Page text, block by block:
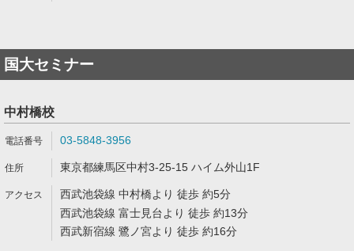
国大セミナー
中村橋校
03-5848-3956
東京都練馬区中村3-25-15 ハイム外山1F
西武池袋線 中村橋より 徒歩 約5分
西武池袋線 富士見台より 徒歩 約13分
西武新宿線 鷺ノ宮より 徒歩 約16分